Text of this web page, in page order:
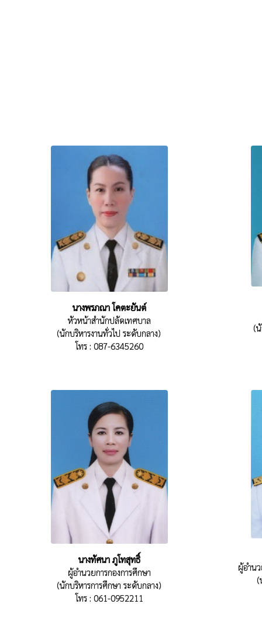
นางพรภณา โคตะยันต์
หัวหน้าสำนักปลัดเทศบาล
(นักบริหารงานทั่วไป ระดับกลาง)
โทร : 087-6345260
(
นางทัศนา ภูโทสุทธิ์
ผู้อำนวยการกองการศึกษา
(นักบริหารการศึกษา ระดับกลาง)
โทร : 061-0952211
ผู้อำน
(